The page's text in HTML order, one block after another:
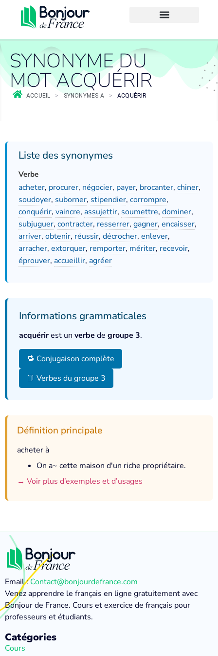
SYNONYME DU
MOT ACQUÉRIR
ACCUEIL > SYNONYMES A > ACQUÉRIR
Liste des synonymes
Verbe
acheter, procurer, négocier, payer, brocanter, chiner,
soudoyer, suborner, stipendier, corrompre,
conquérir, vaincre, assujettir, soumettre, dominer,
subjuguer, contracter, resserrer, gagner, encaisser,
arriver, obtenir, réussir, décrocher, enlever,
arracher, extorquer, remporter, mériter, recevoir,
éprouver, accueillir, agréer
Informations grammaticales
acquérirest un verbe de groupe 3.
🔁 Conjugaison complète
📘 Verbes du groupe 3
Définition principale
acheter à
On a~ cette maison d'un riche propriétaire.
→ Voir plus d’exemples et d’usages
Email :Contact@bonjourdefrance.com
Venez apprendre le français en ligne gratuitement avec
Bonjour de France. Cours et exercice de français pour
professeurs et étudiants.
Catégories
Cours